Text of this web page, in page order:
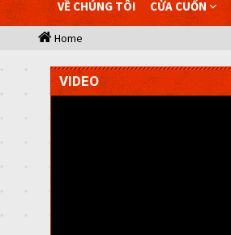
VỀ CHÚNG TÔI CỬA CUỐN
Home
VIDEO